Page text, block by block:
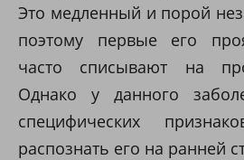
Это медленный и порой
поэтому первые его
часто списывают на
Однако у данного
специфических
распознать его на ранней